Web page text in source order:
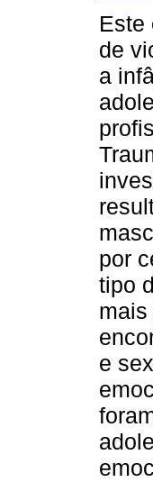
Este
de
a
por
tipo
mais
e